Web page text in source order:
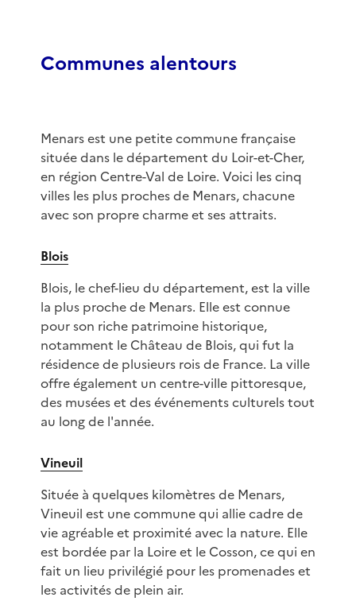
Communes alentours
Menars est une petite commune française
située dans le département du Loir-et-Cher,
en région Centre-Val de Loire. Voici les cinq
villes les plus proches de Menars, chacune
avec son propre charme et ses attraits.
Blois
Blois, le chef-lieu du département, est la ville
la plus proche de Menars. Elle est connue
pour son riche patrimoine historique,
notamment le Château de Blois, qui fut la
résidence de plusieurs rois de France. La ville
offre également un centre-ville pittoresque,
des musées et des événements culturels tout
au long de l'année.
Vineuil
Située à quelques kilomètres de Menars,
Vineuil est une commune qui allie cadre de
vie agréable et proximité avec la nature. Elle
est bordée par la Loire et le Cosson, ce qui en
fait un lieu privilégié pour les promenades et
les activités de plein air.